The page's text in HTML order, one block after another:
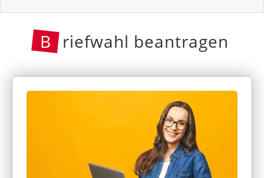
B riefwahl beantragen